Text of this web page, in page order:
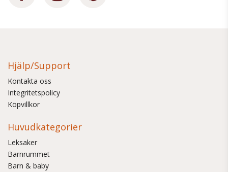
Hjälp/Support
Kontakta oss
Integritetspolicy
Köpvillkor
Huvudkategorier
Leksaker
Barnrummet
Barn & baby